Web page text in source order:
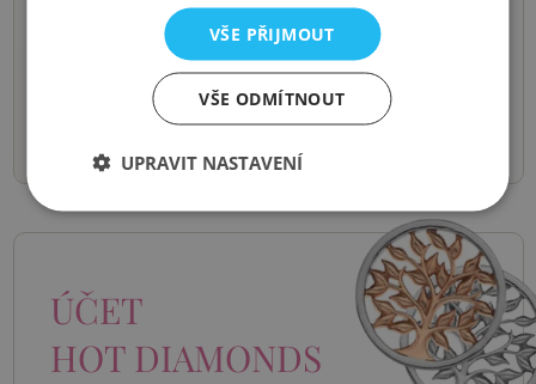
Pošleme vám je do e-mailu.
Odeslat
ÚČET
HOT DIAMONDS
VŠE PŘIJMOUT
VŠE ODMÍTNOUT
UPRAVIT NASTAVENÍ